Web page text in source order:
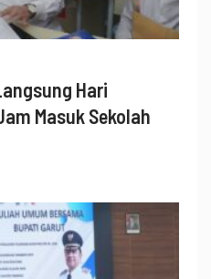
Hari
Masuk Sekolah